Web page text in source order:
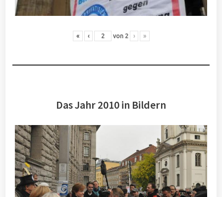
« ‹ von 2 › »
Das Jahr 2010 in Bildern